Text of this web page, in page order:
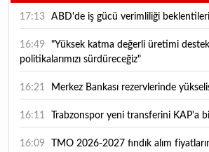
17:13 ABD'de iş gücü verimliliği beklentileri
16:49
politikalarımızı sürdüreceğiz"
16:21 Merkez Bankası rezervlerinde
16:11 Trabzonspor yeni transferini KAP'a
16:09 TMO 2026-2027 fındık alım